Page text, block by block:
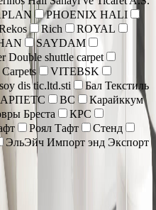
PHOENIX HALI
Rich
ROYAL
SAYDAM
Double shuttle carpet
VITEBSK
dis tic.ltd.sti
Бал Текстиль
ВС
Карайккум
Бреста
КРС
Роял Тафт
Стенд
ЭльЭйч Импорт энд Экспорт